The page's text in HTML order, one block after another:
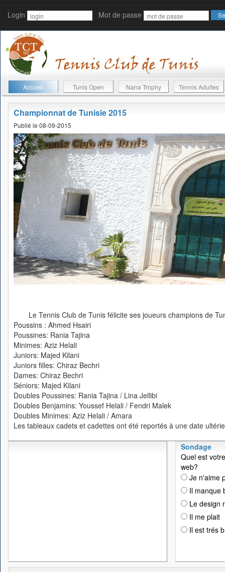
Login Mot de passe
Accueil Tunis Open Nana Trophy Tennis Adultes
Championnat de Tunisie 2015
Publié le 08-09-2015
Le Tennis Club de Tunis félicite ses joueurs champions de
Poussins : Ahmed Hsairi
Poussines: Rania Tajina
Minimes: Aziz Helali
Juniors: Majed Kilani
Juniors filles: Chiraz Bechri
Dames: Chiraz Bechri
Séniors: Majed Kilani
Doubles Poussines: Rania Tajina / Lina Jellibi
Doubles Benjamins: Youssef Helali / Fendri Malek
Doubles Minimes: Aziz Helali / Amara
Les tableaux cadets et cadettes ont été reportés à une date
Sondage
Quel est
web?
Je n'aime
Il manque
Le design
Il me plait
Il est trés